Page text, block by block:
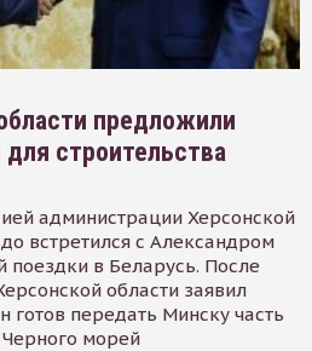
предложили
строительства
администрации Херсонской
встретился с Александром
поездки в Беларусь. После
области заявил
готов передать Минску часть
морей